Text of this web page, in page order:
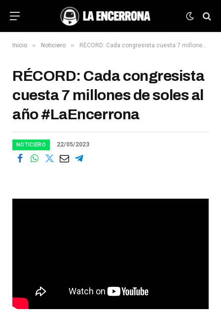
Inicio » Noticiero » RÉCORD: Cada congresista cuesta 7 millones de soles al año #LaEncerrona
RÉCORD: Cada congresista
cuesta 7 millones de soles al
año #LaEncerrona
NOTICIERO 22/05/2023